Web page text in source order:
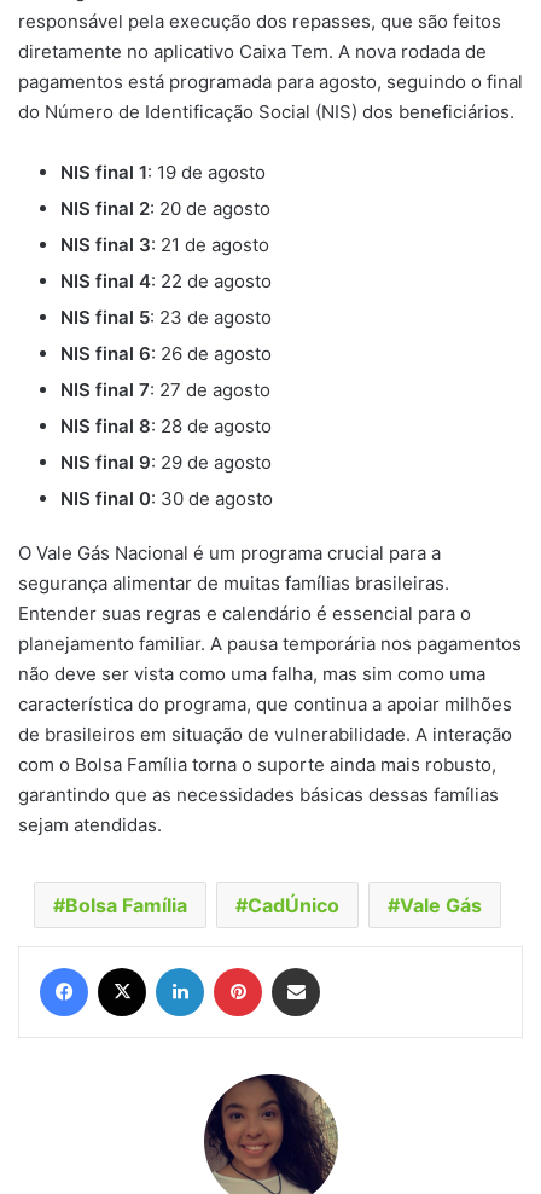
responsável pela execução dos repasses, que são feitos
diretamente no aplicativo Caixa Tem. A nova rodada de
pagamentos está programada para agosto, seguindo o final
do Número de Identificação Social (NIS) dos beneficiários.
NIS final 1: 19 de agosto
NIS final 2: 20 de agosto
NIS final 3: 21 de agosto
NIS final 4: 22 de agosto
NIS final 5: 23 de agosto
NIS final 6: 26 de agosto
NIS final 7: 27 de agosto
NIS final 8: 28 de agosto
NIS final 9: 29 de agosto
NIS final 0: 30 de agosto
O Vale Gás Nacional é um programa crucial para a
segurança alimentar de muitas famílias brasileiras.
Entender suas regras e calendário é essencial para o
planejamento familiar. A pausa temporária nos pagamentos
não deve ser vista como uma falha, mas sim como uma
característica do programa, que continua a apoiar milhões
de brasileiros em situação de vulnerabilidade. A interação
com o Bolsa Família torna o suporte ainda mais robusto,
garantindo que as necessidades básicas dessas famílias
sejam atendidas.
Bolsa Família CadÚnico Vale Gás
Facebook Linkedin Pinterest